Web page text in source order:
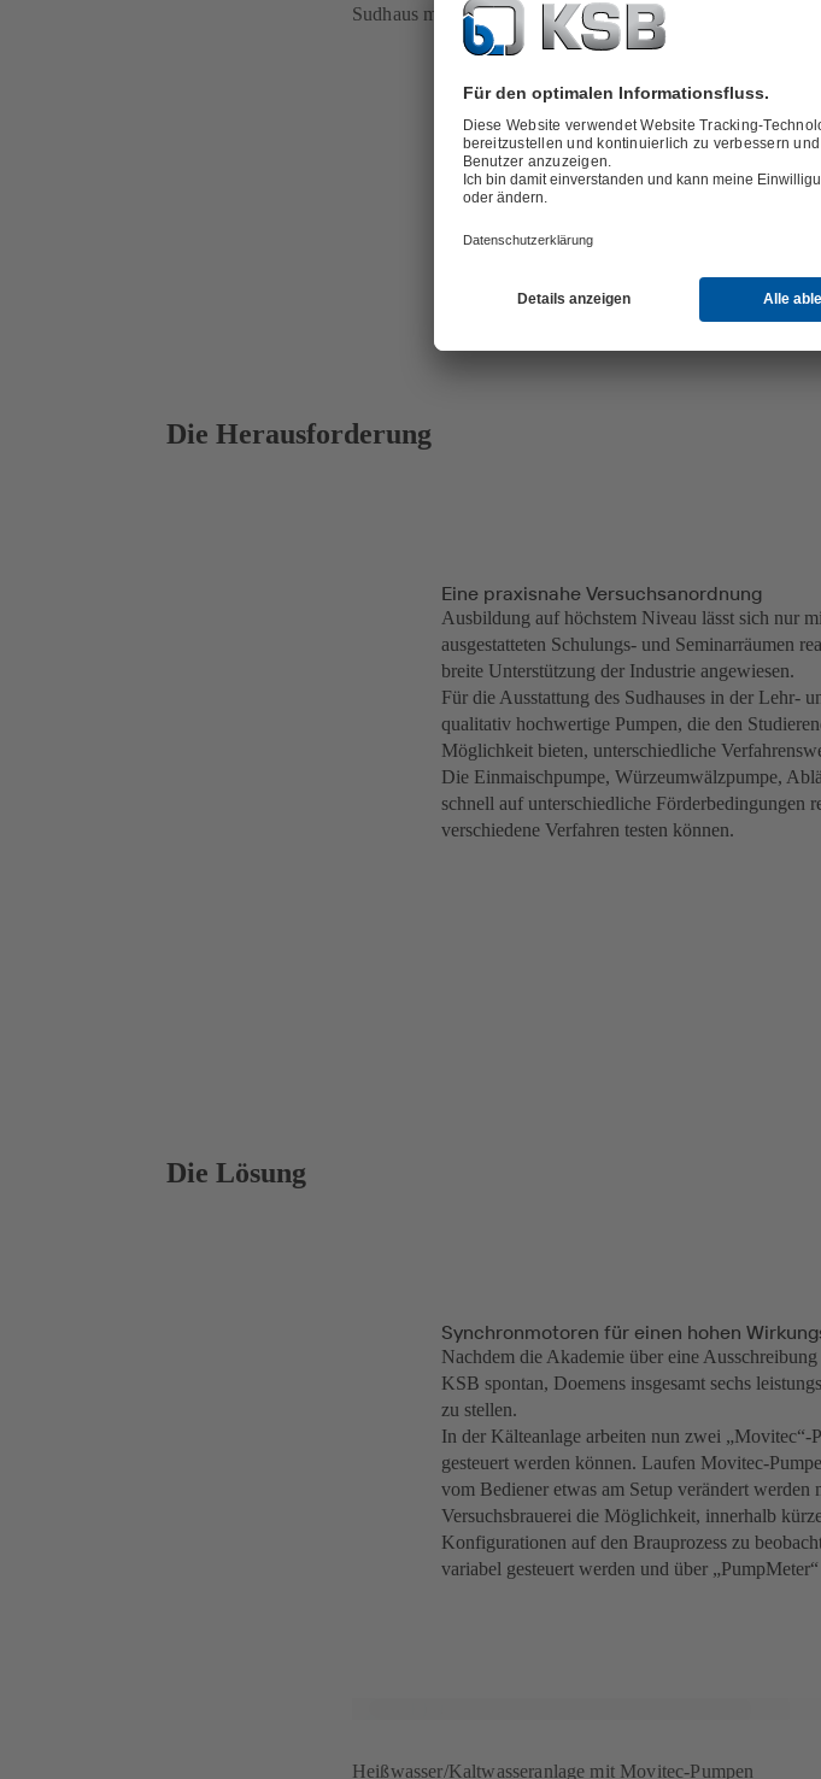
Sudhaus mit mehreren Vitacast Bloc-Pumpen
Die Herausforderung
Eine praxisnahe Versuchsanordnung
Ausbildung auf höchstem Niveau lässt sich nur
ausgestatteten Schulungs- und Seminarräumen
breite Unterstützung der Industrie angewiesen.
Für die Ausstattung des Sudhauses in der Lehr-
qualitativ hochwertige Pumpen, die den
Möglichkeit bieten, unterschiedliche
Die Einmaischpumpe, Würzeumwälzpumpe,
schnell auf unterschiedliche Förderbedingungen
verschiedene Verfahren testen können.
Die Lösung
Synchronmotoren für einen hohen
Nachdem die Akademie über eine
KSB spontan, Doemens insgesamt sechs
zu stellen.
In der Kälteanlage arbeiten nun zwei
gesteuert werden können. Laufen Movitec-
vom Bediener etwas am Setup verändert werden
Versuchsbrauerei die Möglichkeit, innerhalb
Konfigurationen auf den Brauprozess zu
variabel gesteuert werden und über
Heißwasser/Kaltwasseranlage mit Movitec-Pumpen